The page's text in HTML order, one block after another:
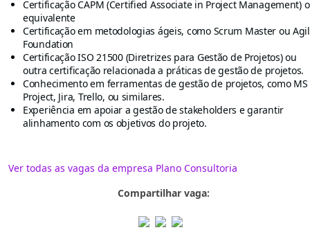
Certificação CAPM (Certified Associate in Project Management)
equivalente
Certificação em metodologias ágeis, como Scrum Master ou
Foundation
Certificação ISO 21500 (Diretrizes para Gestão de Projetos) ou
outra certificação relacionada a práticas de gestão de projetos.
Conhecimento em ferramentas de gestão de projetos, como MS
Project, Jira, Trello, ou similares.
Experiência em apoiar a gestão de stakeholders e garantir
alinhamento com os objetivos do projeto.
Ver todas as vagas da empresa Plano Consultoria
Compartilhar vaga: